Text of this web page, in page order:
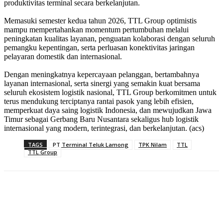
produktivitas terminal secara berkelanjutan.
Memasuki semester kedua tahun 2026, TTL Group optimistis
mampu mempertahankan momentum pertumbuhan melalui
peningkatan kualitas layanan, penguatan kolaborasi dengan seluruh
pemangku kepentingan, serta perluasan konektivitas jaringan
pelayaran domestik dan internasional.
Dengan meningkatnya kepercayaan pelanggan, bertambahnya
layanan internasional, serta sinergi yang semakin kuat bersama
seluruh ekosistem logistik nasional, TTL Group berkomitmen untuk
terus mendukung terciptanya rantai pasok yang lebih efisien,
memperkuat daya saing logistik Indonesia, dan mewujudkan Jawa
Timur sebagai Gerbang Baru Nusantara sekaligus hub logistik
internasional yang modern, terintegrasi, dan berkelanjutan. (acs)
TAGS PT Terminal Teluk Lamong TPK Nilam
TTL
TTL Group